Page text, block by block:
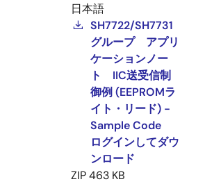
日本語
SH7722/SH7731
グループ アプリ
ケーションノー
ト IIC送受信制
御例 (EEPROMラ
イト・リード) -
Sample Code
ログインしてダウ
ンロード
ZIP463 KB